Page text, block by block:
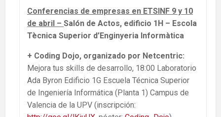
Conferencias de empresas en ETSINF 9 y 10
de abril – Salón de Actos, edificio 1H – Escola
Tècnica Superior d’Enginyeria Informàtica
+ Coding Dojo, organizado por Netcentric:
Mejora tus skills de desarrollo, 18:00 Laboratorio
Ada Byron Edificio 1G Escuela Técnica Superior
de Ingeniería Informática (Planta 1) Campus de
Valencia de la UPV (inscripción: